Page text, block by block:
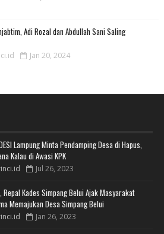
Adi Rozal dan Abdullah Sani Saling
Jan 20, 2024
Lampung Minta Pendamping Desa di Hapus,
Kalau di Awasi KPK
Jul 26, 2023
Kades Simpang Belui Ajak Masyarakat
Memajukan Desa Simpang Belui
Jan 26, 2023